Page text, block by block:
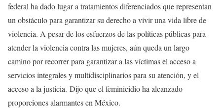
federal ha dado lugar a tratamientos diferenciados que representan
un obstáculo para garantizar su derecho a vivir una vida libre de
violencia. A pesar de los esfuerzos de las políticas públicas para
atender la violencia contra las mujeres, aún queda un largo
camino por recorrer para garantizar a las víctimas el acceso a
servicios integrales y multidisciplinarios para su atención, y el
acceso a la justicia. Dijo que el feminicidio ha alcanzado
proporciones alarmantes en México.